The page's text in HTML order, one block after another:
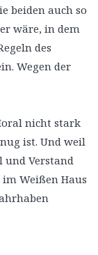
beiden auch so
wäre, in dem
des
Wegen der
nicht stark
ist. Und weil
Verstand
Weißen Haus